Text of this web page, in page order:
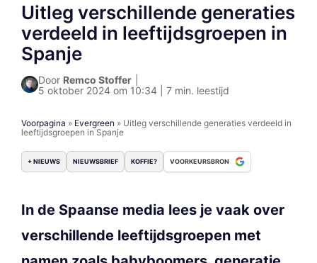
Uitleg verschillende generaties
verdeeld in leeftijdsgroepen in
Spanje
Door Remco Stoffer
5 oktober 2024 om 10:34 | 7 min. leestijd
Voorpagina » Evergreen » Uitleg verschillende generaties verdeeld in
leeftijdsgroepen in Spanje
+ NIEUWS NIEUWSBRIEF KOFFIE? VOORKEURSBRON
In de Spaanse media lees je vaak over
verschillende leeftijdsgroepen met